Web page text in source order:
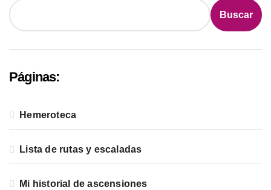
Buscar
Páginas:
Hemeroteca
Lista de rutas y escaladas
Mi historial de ascensiones